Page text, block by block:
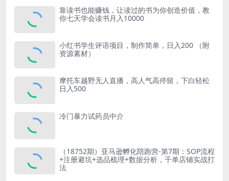
靠读书也能赚钱，让读过的书为你创造价值，教
你七天学会读书月入10000
小红书学生评语项目，制作简单，日入200 （附
资源素材）
摩托车越野无人直播，高人气高停留，下白轻松
日入500
冷门暴力试药员中介
（18752期）亚马逊孵化陪跑营-第7期：SOP流程
+注册避坑+选品梳理+数据分析，千单店铺实战打
法